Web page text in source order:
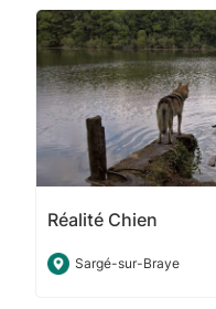
Réalité Chien
Sargé-sur-Braye